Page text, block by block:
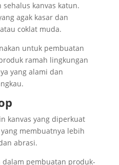
kanvas katun.
agak kasar dan
coklat muda.
untuk pembuatan
ramah lingkungan
yang alami dan
kanvas yang diperkuat
membuatnya lebih
abrasi.
pembuatan produk-